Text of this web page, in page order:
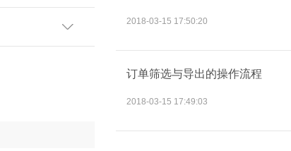
2018-03-15 17:50:20
订单筛选与导出的操作流程
2018-03-15 17:49:03